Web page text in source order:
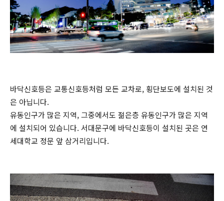
바닥신호등은 교통신호등처럼 모든 교차로, 횡단보도에 설치된 것
은 아닙니다.
유동인구가 많은 지역, 그중에서도 젊은층 유동인구가 많은 지역
에 설치되어 있습니다. 서대문구에 바닥신호등이 설치된 곳은 연
세대학교 정문 앞 삼거리입니다.